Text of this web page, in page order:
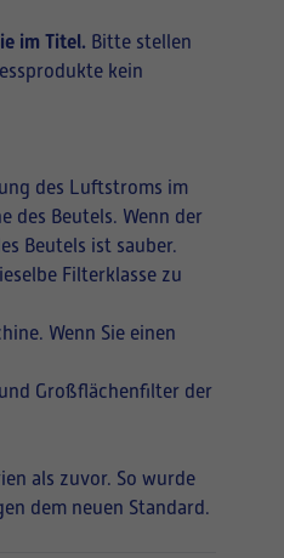
im Titel. Bitte stellen
kein
des Luftstroms im
des Beutels. Wenn der
Beutels ist sauber.
Filterklasse zu
Wenn Sie einen
Großflächenfilter der
als zuvor. So wurde
dem neuen Standard.